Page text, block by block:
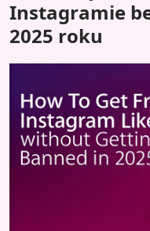
O nas
Zaloguj się
Zarejestruj się
API
Warunki
Instagramie
2025 roku